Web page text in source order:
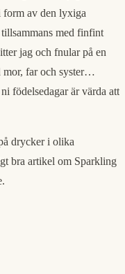
form av den lyxiga
med finfint
jag och fnular på en
mor, far och syster…
födelsedagar är värda att
drycker i olika
bra artikel om Sparkling